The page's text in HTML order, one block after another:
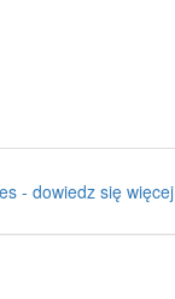
- dowiedz się więcej